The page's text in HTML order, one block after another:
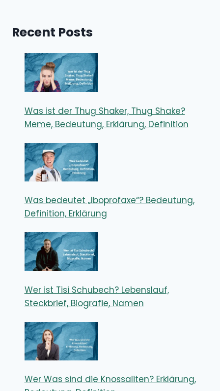
Recent Posts
Was ist der Thug Shaker, Thug Shake?
Meme, Bedeutung, Erklärung, Definition
Was bedeutet „Iboprofaxe“? Bedeutung,
Definition, Erklärung
Wer ist Tisi Schubech? Lebenslauf,
Steckbrief, Biografie, Namen
Wer Was sind die Knossaliten? Erklärung,